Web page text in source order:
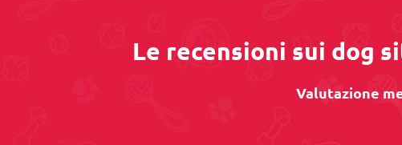
Le recensioni sui dog
Valutazione